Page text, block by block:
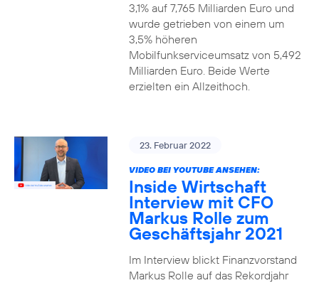
3,1% auf 7,765 Milliarden Euro und
wurde getrieben von einem um
3,5% höheren
Mobilfunkserviceumsatz von 5,492
Milliarden Euro. Beide Werte
erzielten ein Allzeithoch.
23. Februar 2022
VIDEO BEI YOUTUBE ANSEHEN:
Inside Wirtschaft
Interview mit CFO
Markus Rolle zum
Geschäftsjahr 2021
Im Interview blickt Finanzvorstand
Markus Rolle auf das Rekordjahr